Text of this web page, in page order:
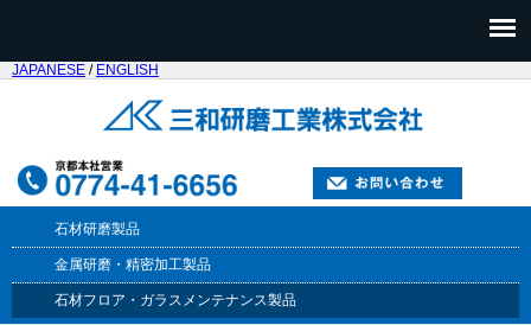
JAPANESE / ENGLISH
石材研磨製品
金属研磨・精密加工製品
石材フロア・ガラスメンテナンス製品